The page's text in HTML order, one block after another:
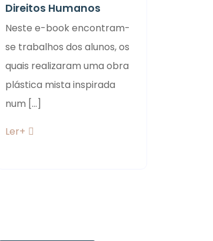
Direitos Humanos
Neste e-book encontram-
se trabalhos dos alunos, os
quais realizaram uma obra
plástica mista inspirada
num [...]
Ler+